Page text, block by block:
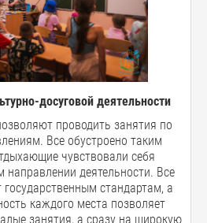
досуговой деятельности
проводить занятия по
Все обустроено таким
чувствовали себя
деятельности. Все
стандартам, а
каждого места позволяет
занятия, а сразу на широкую